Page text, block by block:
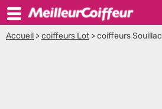
Accueil >coiffeurs Lot>coiffeurs Souillac